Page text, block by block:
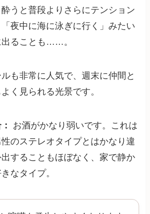
うと普段よりさらにテンション
夜中に海に泳ぎに行く」みたい
出ることも……。
も非常に人気で、週末に仲間と
く見られる光景です。
お酒がかなり弱いです。これは
のステレオタイプとはかなり違
することもほぼなく、家で静か
なタイプ。